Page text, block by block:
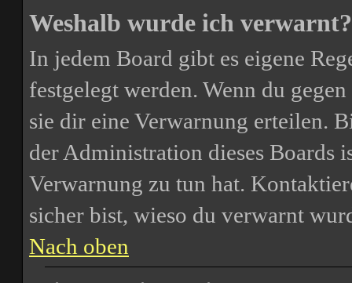
Weshalb wurde ich verwarnt?
In jedem Board gibt es eigene
festgelegt werden. Wenn du
sie dir eine Verwarnung erteilen.
der Administration dieses Boards
Verwarnung zu tun hat.
sicher bist, wieso du verwarnt
Nach oben